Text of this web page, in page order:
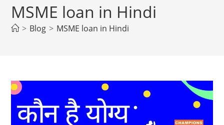
MSME loan in Hindi
> Blog > MSME loan in Hindi